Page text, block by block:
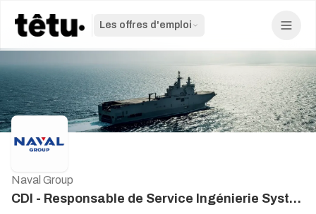
Les offres d'emploi
CDI - Responsable de Service Ingénierie Système - H/F
Naval Group